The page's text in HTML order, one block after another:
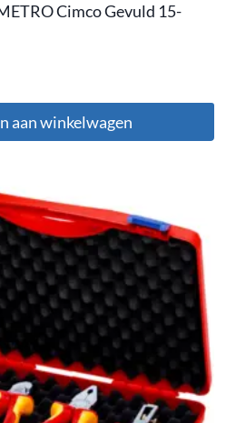
Cimco Gevuld 15-
aan winkelwagen